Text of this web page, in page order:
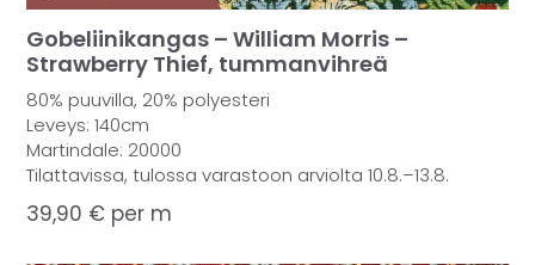
Gobeliinikangas – William Morris –
Strawberry Thief, tummanvihreä
80% puuvilla, 20% polyesteri
Leveys: 140cm
Martindale: 20000
Tilattavissa, tulossa varastoon arviolta 10.8.–13.8.
39,90 € per m